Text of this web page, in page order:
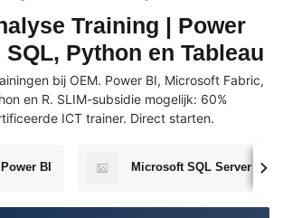
Training | Power
Python en Tableau
bij OEM. Power BI, Microsoft Fabric,
en R. SLIM-subsidie mogelijk: 60%
ICT trainer. Direct starten.
BI Microsoft SQL Server